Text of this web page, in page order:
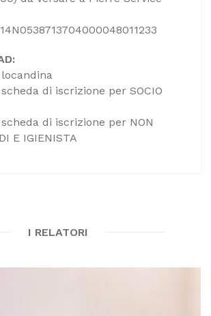
di iscrizione per SOCIO
di iscrizione per NON
E IGIENISTA
I RELATORI